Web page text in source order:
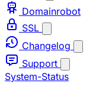
Domainrobot
SSL
Changelog
Support
System-Status